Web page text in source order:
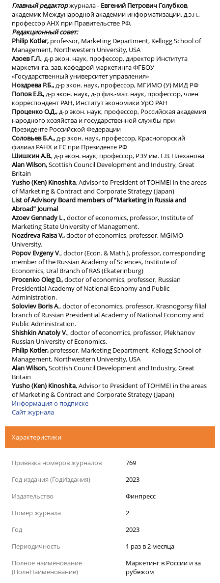
Главный редакторжурнала - Евгений Петрович Голубков,
академик Международной академии информатизации, д.э.н.,
профессор АНХ при Правительстве РФ.
Редакционный совет:
Philip Kotler, professor, Marketing Department, Kellogg School of
Management, Northwestern University, USA
Азоев Г.Л., д-р экон. наук, профессор, директор Института
маркетинга, зав. кафедрой маркетинга ФГБОУ
«Государственный университет управления»
Ноздрева Р.Б., д-р экон. наук, профессор, МГИМО (У) МИД РФ
Попов Е.В., д-р экон. наук, д-р физ.-мат. наук, профессор, член
корреспондент РАН, Институт экономики УрО РАН
Проценко О.Д., д-р экон. наук, профессор, Российская академия
народного хозяйства и государственной службы при
Президенте Российской Федерации
Соловьев Б.А., д-р экон. наук, профессор, Красногорский
филиал РАНХ и ГС при Президенте РФ
Шишкин А.В., д-р экон. наук, профессор, РЭУ им. Г.В. Плеханова
Alan Wilson,Scottish Council Development and Industry, Great
Britain
Yusho (Ken) Kinoshita, Advisor to President of TOHMEI in the areas
of Marketing & Contract and Corporate Strategy (Japan)
List of Advisory Board members of “Marketing in Russia and
Abroad” Journal
Azoev Gennady L., doctor of economics, professor, Institute of
Marketing State University of Management.
Nozdreva Raisa V.,doctor of economics, professor, MGIMO
University.
Popov Evgeny V., doctor (Econ. & Math.), professor, corresponding
member of the Russian Academy of Sciences, Institute of
Economics, Ural Branch of RAS (Ekaterinburg)
Procenko Oleg D.,doctor of economics, professor, Russian
Presidential Academy of National Economy and Public
Administration.
Soloviev Boris A., doctor of economics, professor, Krasnogorsy filial
branch of Russian Presidential Academy of National Economy and
Public Administration.
Shishkin Anatoly V., doctor of economics, professor, Plekhanov
Russian University of Economics.
Philip Kotler, professor, Marketing Department, Kellogg School of
Management, Northwestern University, USA
Alan Wilson,Scottish Council Development and Industry, Great
Britain
Yusho (Ken) Kinoshita, Advisor to President of TOHMEI in the areas
of Marketing & Contract and Corporate Strategy (Japan)
Информация о подписке
Сайт журнала
Характеристики
Привязка номеров журналов
769
Год издания (ГодИздания)
2023
Издательство
Финпресс
Номер журнала
2
Год
2023
Периодичность
1 раз в 2 месяца
Полное наименование
(ПолнНаименование)
Маркетинг в России и за
рубежом